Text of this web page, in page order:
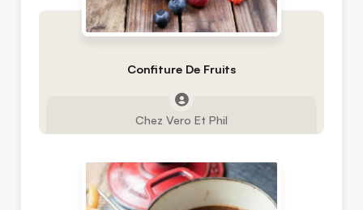
Confiture De Fruits
Chez Vero Et Phil